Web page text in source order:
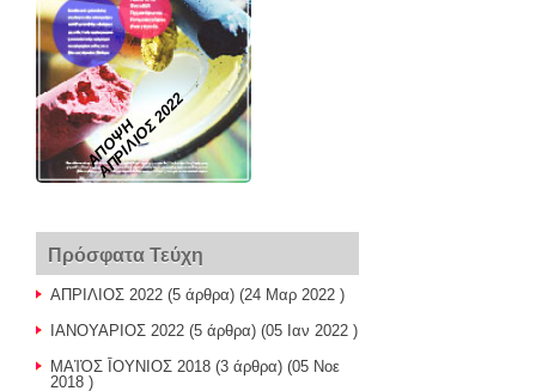
ΑΠΟΨΗ
ΑΠΡΙΛΙΟΣ 2022
Πρόσφατα Τεύχη
ΑΠΡΙΛΙΟΣ 2022 (5 άρθρα) (24 Μαρ 2022 )
ΙΑΝΟΥΑΡΙΟΣ 2022 (5 άρθρα) (05 Ιαν 2022 )
ΜΑἸὈΣ ῙΟΥΝΙΟΣ 2018 (3 άρθρα) (05 Νοε
2018 )